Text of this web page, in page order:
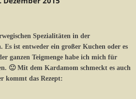
Spezialitäten in der
Es ist entweder ein großer Kuchen oder es
ganzen Teigmenge habe ich mich für
🙂 Mit dem Kardamom schmeckt es auch
kommt das Rezept: